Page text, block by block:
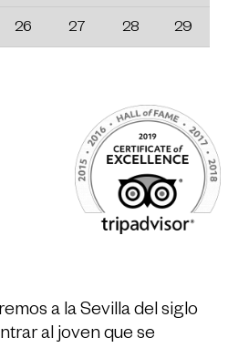
26 27 28 29
a la Sevilla del siglo
al joven que se